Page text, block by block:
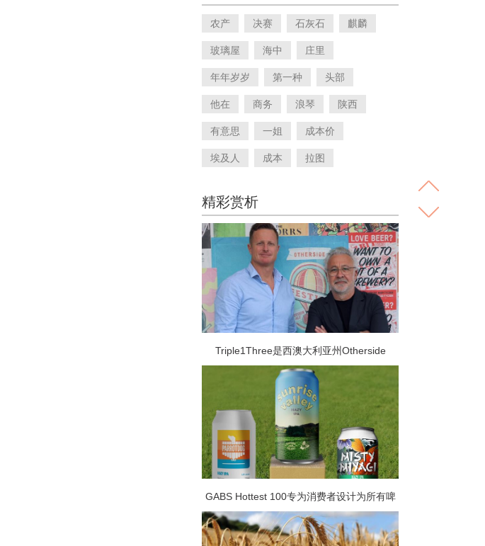
农产 决赛 石灰石 麒麟
玻璃屋 海中 庄里
年年岁岁 第一种 头部
他在 商务 浪琴 陕西
有意思 一姐 成本价
埃及人 成本 拉图
精彩赏析
Triple1Three是西澳大利亚州Otherside
Brewing Co的母公司 是越来越多进行众包融
资轮次的啤酒厂中的最新一家
GABS Hottest 100专为消费者设计为所有啤
酒爱好者提供了庆祝他们最喜欢的啤酒的机
会